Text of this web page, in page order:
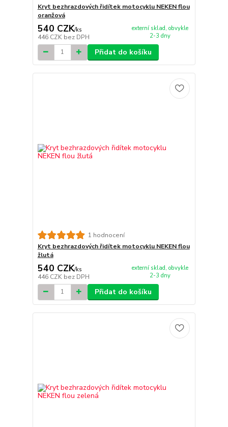
Kryt bezhrazdových řidítek motocyklu NEKEN flou
oranžová
540 CZK/ks
446 CZK bez DPH
externí sklad, obvykle
2-3 dny
Přidat do košíku
1 hodnocení
Kryt bezhrazdových řidítek motocyklu NEKEN flou
žlutá
540 CZK/ks
446 CZK bez DPH
externí sklad, obvykle
2-3 dny
Přidat do košíku